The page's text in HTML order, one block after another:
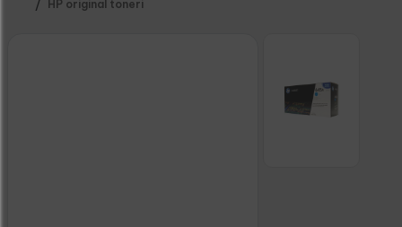
HP original toneri